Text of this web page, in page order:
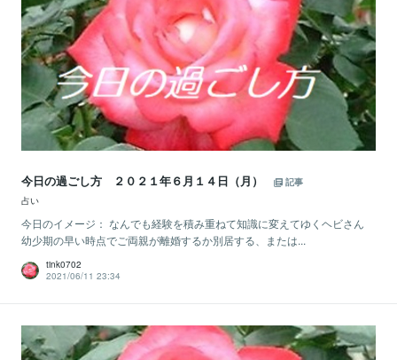
今日の過ごし方 ２０２１年６月１４日（月）
記事
占い
今日のイメージ： なんでも経験を積み重ねて知識に変えてゆくヘビさん
幼少期の早い時点でご両親が離婚するか別居する、または...
tink0702
2021/06/11 23:34